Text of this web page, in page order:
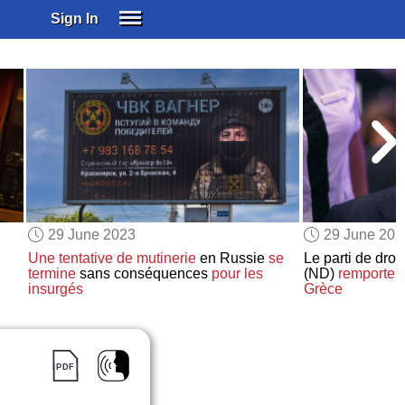
Sign In
SUBSCRIBE
EDUCATIONAL LICENSES
GIFT CARDS
OTHER LANGUAGES
ABOUT US
ALEXA
ADJUST COLORS
29 June 2023
Une tentative de mutinerieen Russie se
terminesans conséquences pour les
insurgés
29 June
Le parti de
(ND) remporte
Grèce